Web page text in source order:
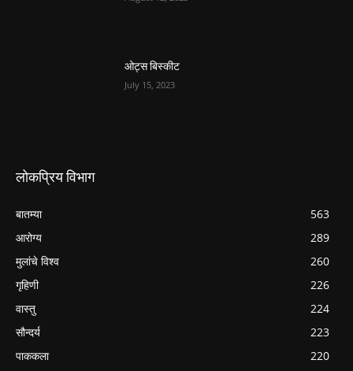
ओट्स बिस्कीट
July 15, 2023
लोकप्रिय विभाग
बातम्या
563
आरोग्य
289
मुलांचे विश्व
260
गृहिणी
226
वास्तु
224
सौन्दर्य
223
पाककला
220